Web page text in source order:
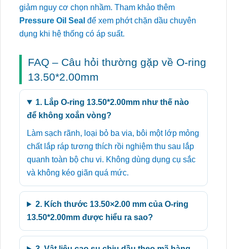
giảm nguy cơ chọn nhầm. Tham khảo thêm
Pressure Oil Seal để xem phớt chặn dầu chuyên
dụng khi hệ thống có áp suất.
FAQ – Câu hỏi thường gặp về O-ring
13.50*2.00mm
1. Lắp O-ring 13.50*2.00mm như thế nào
để không xoắn vòng?
Làm sạch rãnh, loại bỏ ba via, bôi một lớp mỏng
chất lắp ráp tương thích rồi nghiệm thu sau lắp
quanh toàn bộ chu vi. Không dùng dụng cụ sắc
và không kéo giãn quá mức.
2. Kích thước 13.50×2.00 mm của O-ring
13.50*2.00mm được hiểu ra sao?